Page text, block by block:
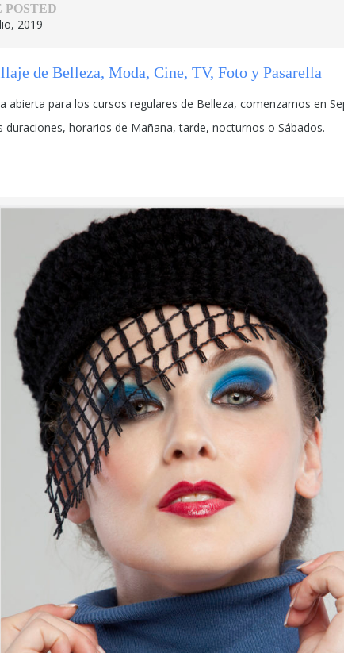
POSTED
2019
de Belleza, Moda, Cine, TV, Foto y Pasarella
abierta para los cursos regulares de Belleza, comenzamos en
duraciones, horarios de Mañana, tarde, nocturnos o Sábados.